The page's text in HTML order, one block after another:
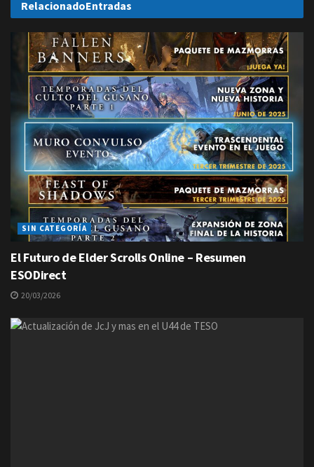
RelacionadoEntradas
SIN CATEGORÍA
El Futuro de Elder Scrolls Online – Resumen
ESODirect
20/03/2026